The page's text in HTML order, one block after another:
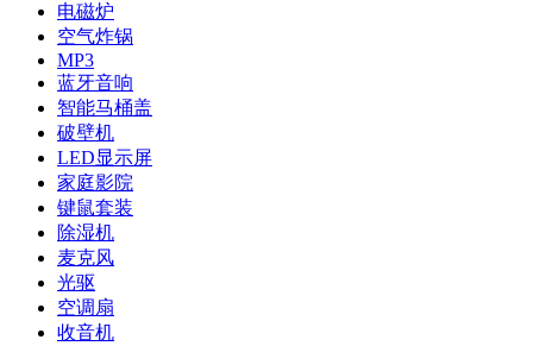
电磁炉
空气炸锅
MP3
蓝牙音响
智能马桶盖
破壁机
LED显示屏
家庭影院
键鼠套装
除湿机
麦克风
光驱
空调扇
收音机